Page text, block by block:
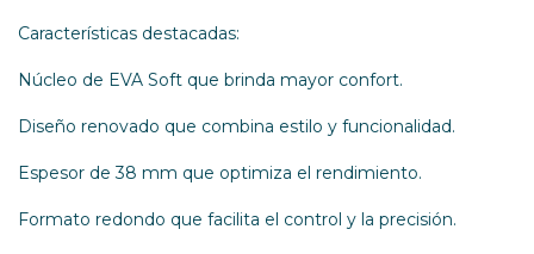
Características destacadas:
Núcleo de EVA Soft que brinda mayor confort.
Diseño renovado que combina estilo y funcionalidad.
Espesor de 38 mm que optimiza el rendimiento.
Formato redondo que facilita el control y la precisión.